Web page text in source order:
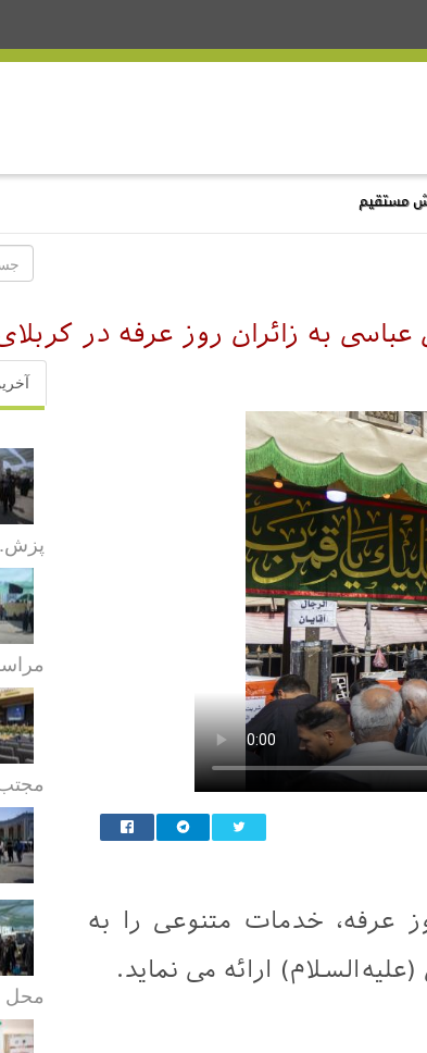
مستقیم
به زائران روز عرفه در
عرفه، خدمات متنوعی را به
ارائه می نماید.